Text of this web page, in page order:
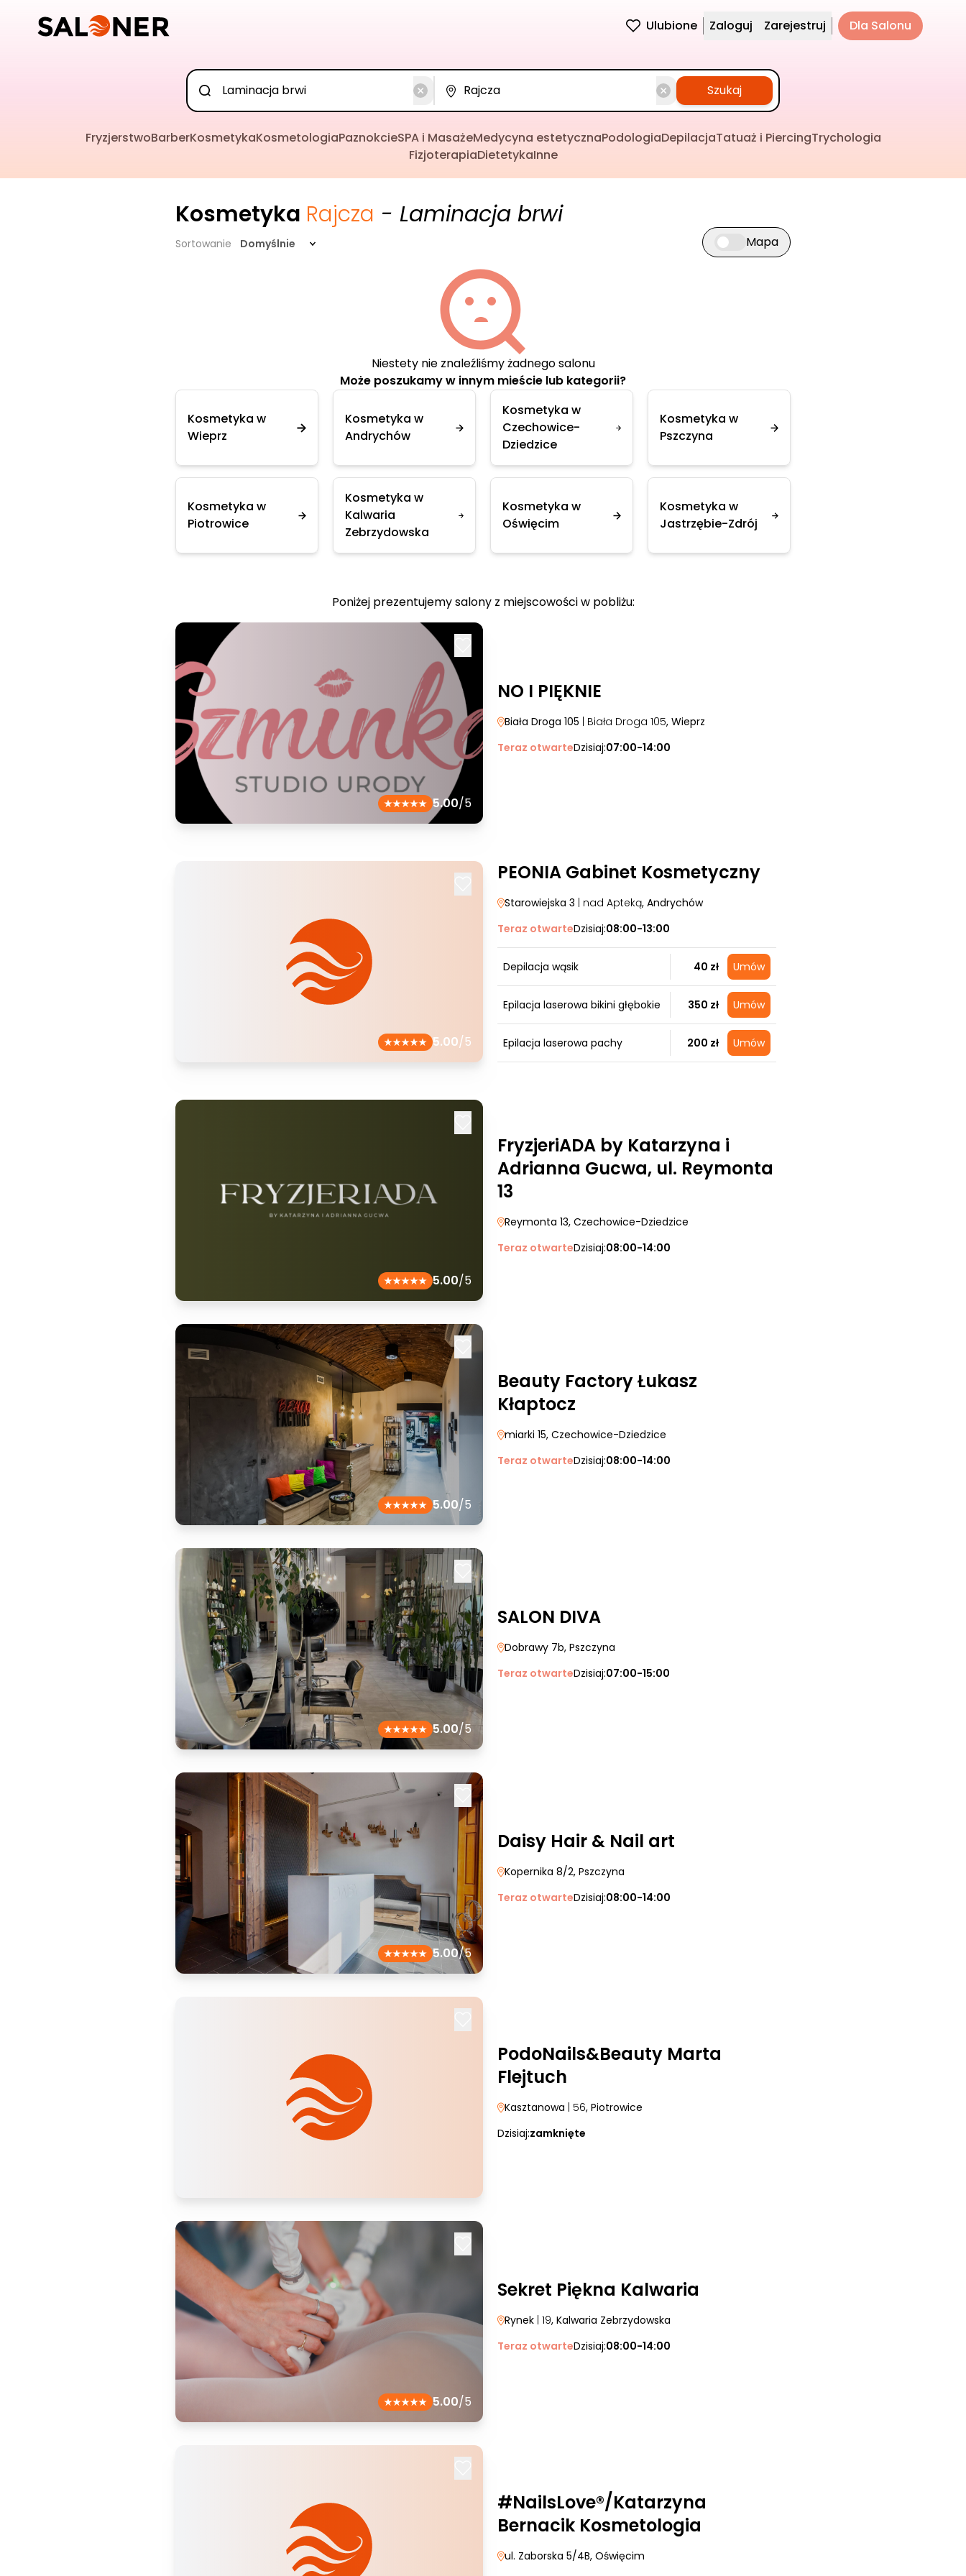
Ulubione Zaloguj Zarejestruj Dla Salonu
Szukaj
FryzjerstwoBarberKosmetykaKosmetologiaPaznokcieSPA i MasażeMedycyna estetycznaPodologiaDepilacjaTatuaż i PiercingTrychologia
FizjoterapiaDietetykaInne
Kosmetyka Rajcza - Laminacja brwi
Sortowanie Domyślnie Przełącz widok mapy
Mapa
Niestety nie znaleźliśmy żadnego salonu
Może poszukamy w innym mieście lub kategorii?
Kosmetyka w
Wieprz
Kosmetyka w
Andrychów
Kosmetyka w
Czechowice-
Dziedzice
Kosmetyka w
Pszczyna
Kosmetyka w
Piotrowice
Kosmetyka w
Kalwaria
Zebrzydowska
Kosmetyka w
Oświęcim
Kosmetyka w
Jastrzębie-Zdrój
Poniżej prezentujemy salony z miejscowości w pobliżu:
5.00/5
NO I PIĘKNIE
Biała Droga 105 | Biała Droga 105, Wieprz
Teraz otwarteDzisiaj:07:00-14:00
5.00/5
PEONIA Gabinet Kosmetyczny
Starowiejska 3 | nad Apteką, Andrychów
Teraz otwarteDzisiaj:08:00-13:00
Depilacja wąsik 40 zł Umów
Epilacja laserowa bikini głębokie 350 zł Umów
Epilacja laserowa pachy 200 zł Umów
5.00/5
FryzjeriADA by Katarzyna i
Adrianna Gucwa, ul. Reymonta
13
Reymonta 13, Czechowice-Dziedzice
Teraz otwarteDzisiaj:08:00-14:00
5.00/5
Beauty Factory Łukasz
Kłaptocz
miarki 15, Czechowice-Dziedzice
Teraz otwarteDzisiaj:08:00-14:00
5.00/5
SALON DIVA
Dobrawy 7b, Pszczyna
Teraz otwarteDzisiaj:07:00-15:00
5.00/5
Daisy Hair & Nail art
Kopernika 8/2, Pszczyna
Teraz otwarteDzisiaj:08:00-14:00
PodoNails&Beauty Marta
Flejtuch
Kasztanowa | 56, Piotrowice
Dzisiaj:zamknięte
5.00/5
Sekret Piękna Kalwaria
Rynek | 19, Kalwaria Zebrzydowska
Teraz otwarteDzisiaj:08:00-14:00
#NailsLove®/Katarzyna
Bernacik Kosmetologia
ul. Zaborska 5/4B, Oświęcim